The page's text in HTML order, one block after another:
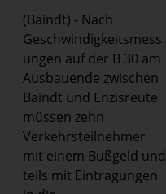
(Baindt) - Nach
Geschwindigkeitsmess
ungen auf der B 30 am
Ausbauende zwischen
Baindt und Enzisreute
müssen zehn
Verkehrsteilnehmer
mit einem Bußgeld und
teils mit Eintragungen